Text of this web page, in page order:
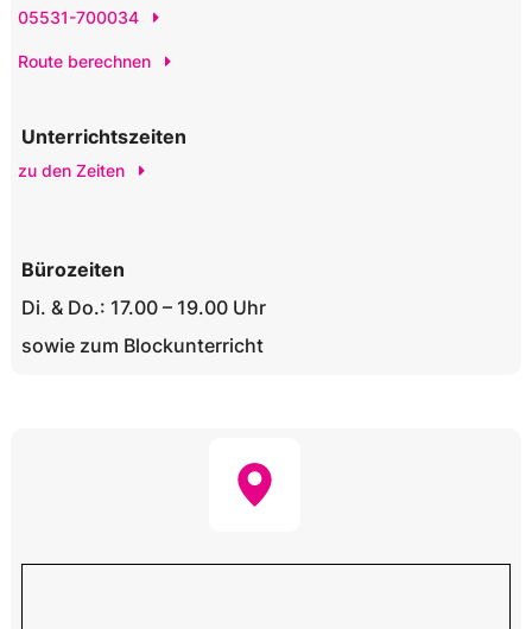
05531-700034
Route berechnen
Unterrichtszeiten
zu den Zeiten
Bürozeiten
Di. & Do.: 17.00 – 19.00 Uhr
sowie zum Blockunterricht